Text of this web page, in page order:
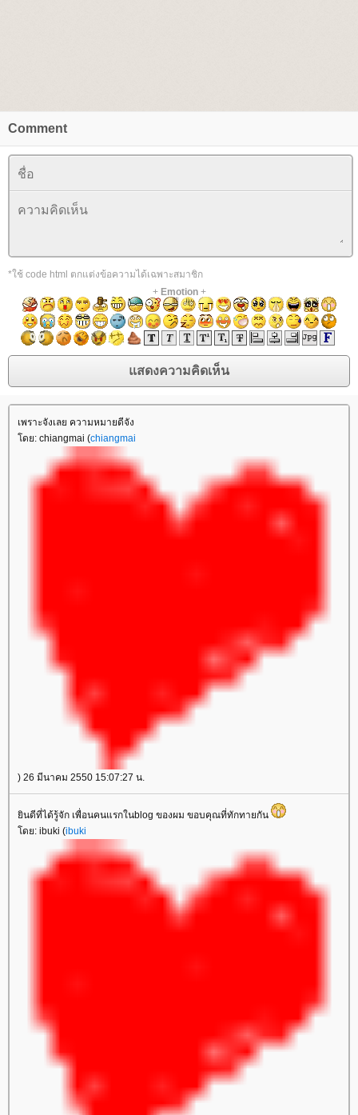
Comment
*ใช้ code html ตกแต่งข้อความได้เฉพาะสมาชิก
+ Emotion+
เพราะจังเลย ความหมายดีจัง
ดย: chiangmai (chiangmai
) 26 มีนาคม 2550 15:07:27 น.
ินดีที่ได้รู้จัก เพื่อนคนแรกในblog ของผม ขอบคุณที่ทักทายกัน
ดย: ibuki (ibuki